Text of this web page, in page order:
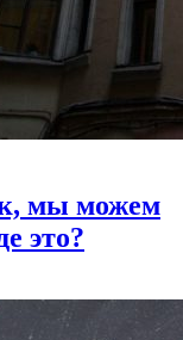
мы можем
это?